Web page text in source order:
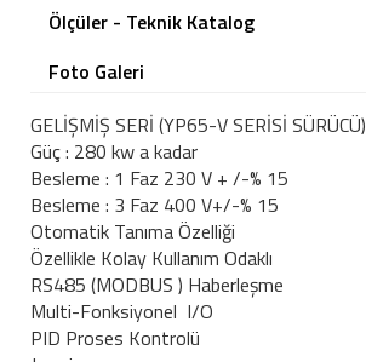
Ölçüler - Teknik Katalog
Foto Galeri
GELİŞMİŞ SERİ (YP65-V SERİSİ SÜRÜCÜ)
Güç : 280 kw a kadar
Besleme : 1 Faz 230 V + /-% 15
Besleme : 3 Faz 400 V+/-% 15
Otomatik Tanıma Özelliği
Özellikle Kolay Kullanım Odaklı
RS485 (MODBUS ) Haberleşme
Multi-Fonksiyonel I/O
PID Proses Kontrolü